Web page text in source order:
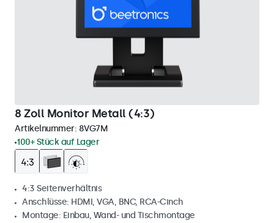
8 Zoll Monitor Metall (4:3)
Artikelnummer: 8VG7M
100+ Stück auf Lager
4:3 Seitenverhältnis
Anschlüsse: HDMI, VGA, BNC, RCA-Cinch
Montage: Einbau, Wand- und Tischmontage